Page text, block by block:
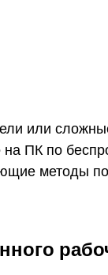
или
на ПК по
методы